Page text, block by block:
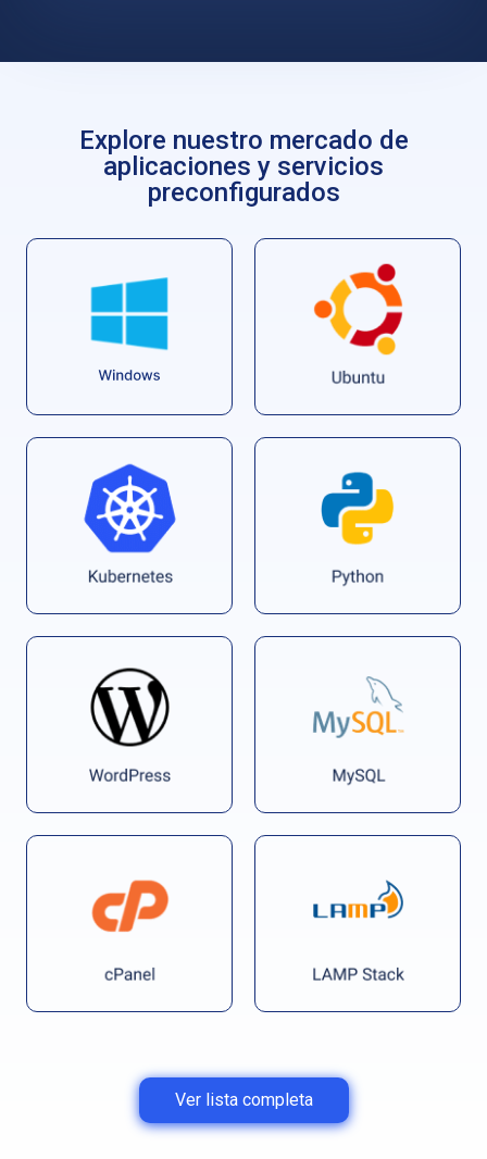
Explore nuestro mercado de
aplicaciones y servicios
preconfigurados
Ver lista completa